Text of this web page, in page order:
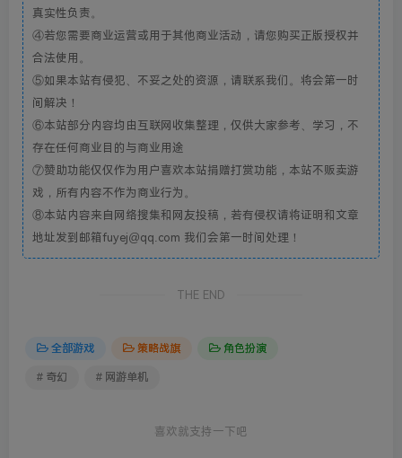
真实性负责。
④若您需要商业运营或用于其他商业活动，请您购买正版授权并
合法使用。
⑤如果本站有侵犯、不妥之处的资源，请联系我们。将会第一时
间解决！
⑥本站部分内容均由互联网收集整理，仅供大家参考、学习，不
存在任何商业目的与商业用途
⑦赞助功能仅仅作为用户喜欢本站捐赠打赏功能，本站不贩卖游
戏，所有内容不作为商业行为。
⑧本站内容来自网络搜集和网友投稿，若有侵权请将证明和文章
地址发到邮箱fuyej@qq.com 我们会第一时间处理！
THE END
全部游戏 策略战旗 角色扮演
# 奇幻 # 网游单机
喜欢就支持一下吧